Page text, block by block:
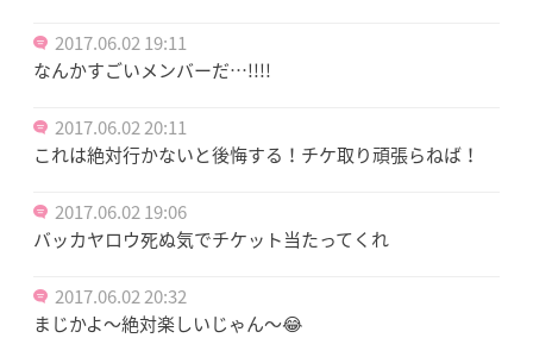
2017.06.02 19:11
なんかすごいメンバーだ…!!!!
2017.06.02 20:11
これは絶対行かないと後悔する！チケ取り頑張らねば！
2017.06.02 19:06
バッカヤロウ死ぬ気でチケット当たってくれ
2017.06.02 20:32
まじかよ～絶対楽しいじゃん～😂